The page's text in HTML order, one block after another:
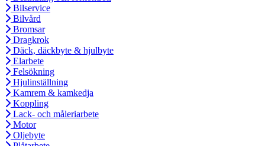
Bilservice
Bilvård
Bromsar
Dragkrok
Däck, däckbyte & hjulbyte
Elarbete
Felsökning
Hjulinställning
Kamrem & kamkedja
Koppling
Lack- och måleriarbete
Motor
Oljebyte